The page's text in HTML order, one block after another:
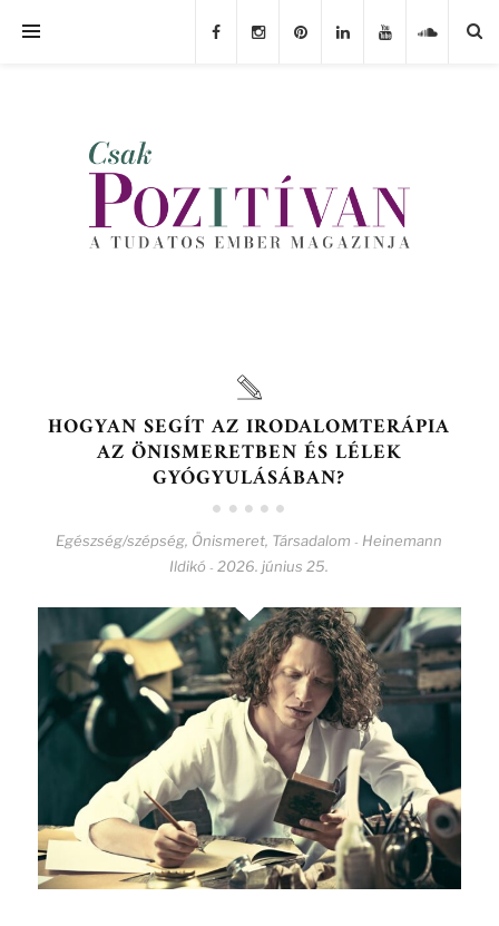
HOGYAN SEGÍT AZ IRODALOMTERÁPIA
AZ ÖNISMERETBEN ÉS LÉLEK
GYÓGYULÁSÁBAN?
Egészség/szépség, Önismeret, Társadalom - Heinemann
Ildikó - 2026. június 25.